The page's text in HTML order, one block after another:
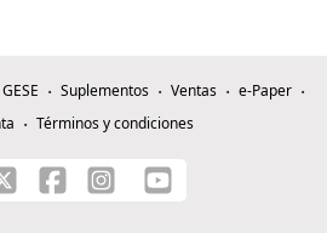
Suplementos Ventas
e-Paper
Términos y condiciones